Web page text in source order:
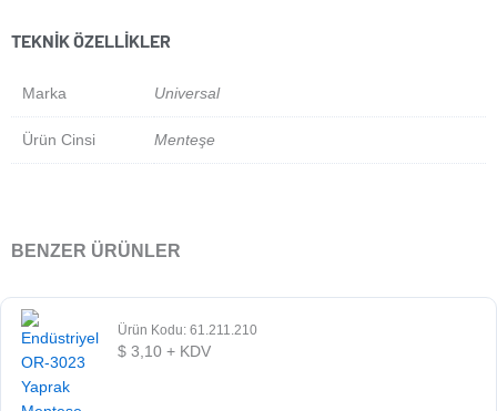
TEKNIK ÖZELLIKLER
Marka Universal
Ürün Cinsi Menteşe
BENZER ÜRÜNLER
Ürün Kodu: 61.211.210
$ 3,10 + KDV